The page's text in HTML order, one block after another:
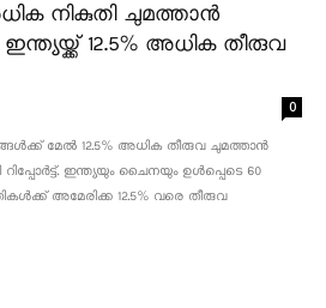
നികുതി ചുമത്താൻ
12.5% അധിക തീരുവ
0
മേൽ 12.5% അധിക തീരുവ ചുമത്താൻ
ഇന്ത്യയും ചൈനയും ഉൾപ്പെടെ 60
അമേരിക്ക 12.5% ​​വരെ തീരുവ